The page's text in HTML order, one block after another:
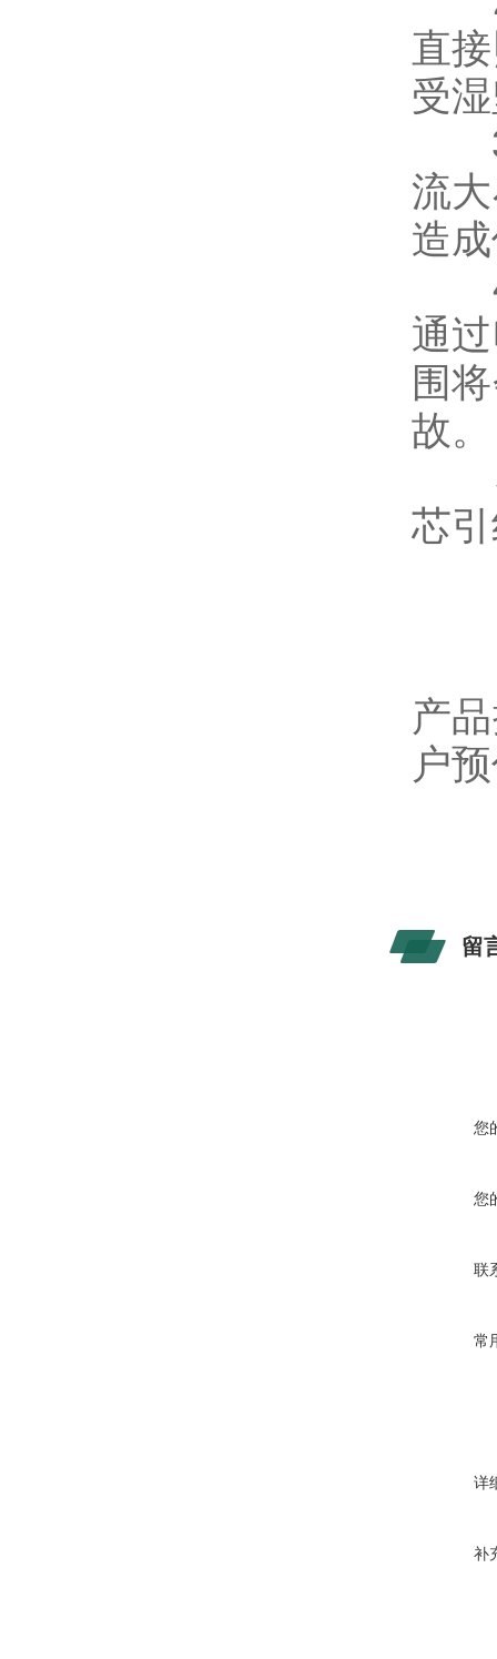
直
受
3.
流
造
4.
通
围
故。
5.
芯
产
户
留
您
您
联
常
详
补